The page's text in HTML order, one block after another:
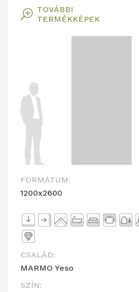
T TOVÁBBI
TERMÉKKÉPEK
FORMÁTUM:
1200x2600
CSALÁD:
MARMO Yeso
SZÍN: